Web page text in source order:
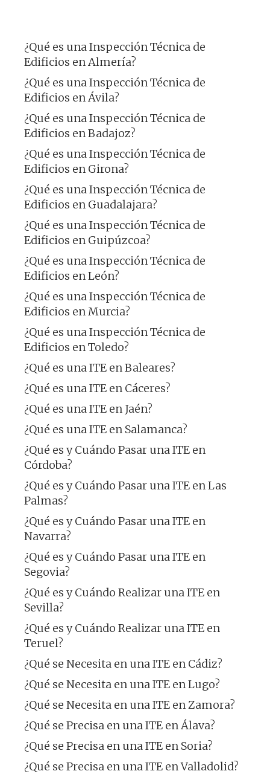
¿Qué es una Inspección Técnica de
Edificios en Almería?
¿Qué es una Inspección Técnica de
Edificios en Ávila?
¿Qué es una Inspección Técnica de
Edificios en Badajoz?
¿Qué es una Inspección Técnica de
Edificios en Girona?
¿Qué es una Inspección Técnica de
Edificios en Guadalajara?
¿Qué es una Inspección Técnica de
Edificios en Guipúzcoa?
¿Qué es una Inspección Técnica de
Edificios en León?
¿Qué es una Inspección Técnica de
Edificios en Murcia?
¿Qué es una Inspección Técnica de
Edificios en Toledo?
¿Qué es una ITE en Baleares?
¿Qué es una ITE en Cáceres?
¿Qué es una ITE en Jaén?
¿Qué es una ITE en Salamanca?
¿Qué es y Cuándo Pasar una ITE en
Córdoba?
¿Qué es y Cuándo Pasar una ITE en Las
Palmas?
¿Qué es y Cuándo Pasar una ITE en
Navarra?
¿Qué es y Cuándo Pasar una ITE en
Segovia?
¿Qué es y Cuándo Realizar una ITE en
Sevilla?
¿Qué es y Cuándo Realizar una ITE en
Teruel?
¿Qué se Necesita en una ITE en Cádiz?
¿Qué se Necesita en una ITE en Lugo?
¿Qué se Necesita en una ITE en Zamora?
¿Qué se Precisa en una ITE en Álava?
¿Qué se Precisa en una ITE en Soria?
¿Qué se Precisa en una ITE en Valladolid?